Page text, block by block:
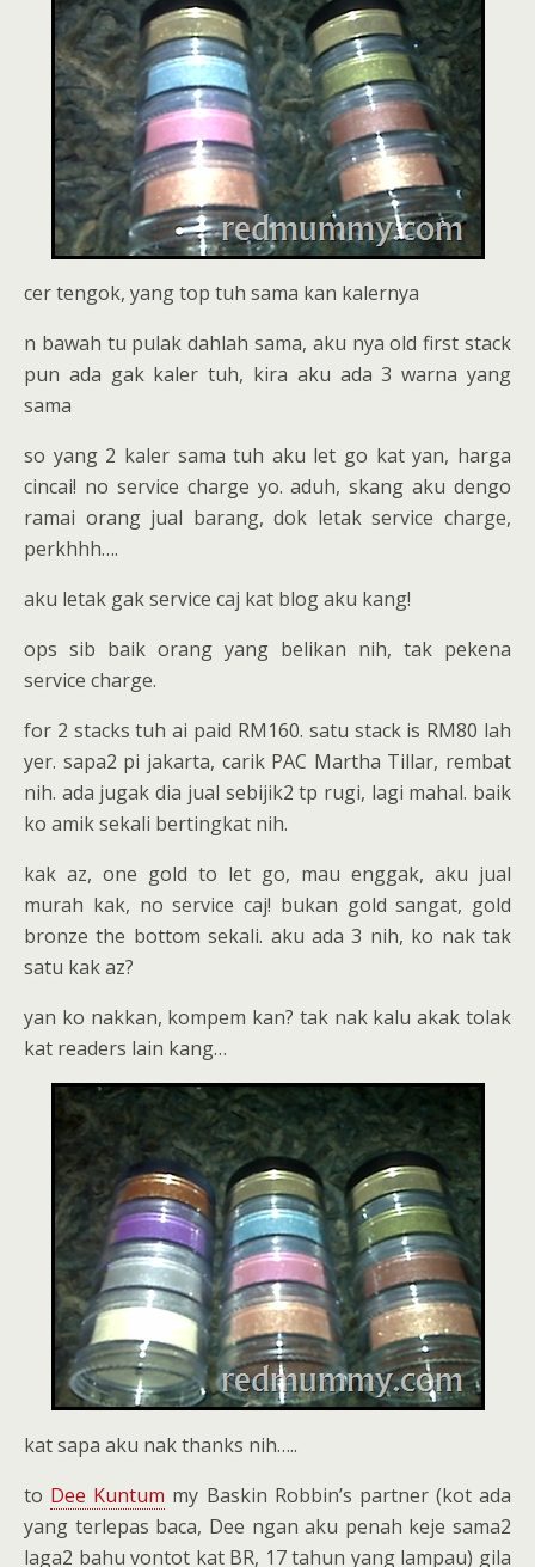
cer tengok, yang top tuh sama kan kalernya
n bawah tu pulak dahlah sama, aku nya old first stack
pun ada gak kaler tuh, kira aku ada 3 warna yang
sama
so yang 2 kaler sama tuh aku let go kat yan, harga
cincai! no service charge yo. aduh, skang aku dengo
ramai orang jual barang, dok letak service charge,
perkhhh….
aku letak gak service caj kat blog aku kang!
ops sib baik orang yang belikan nih, tak pekena
service charge.
for 2 stacks tuh ai paid RM160. satu stack is RM80 lah
yer. sapa2 pi jakarta, carik PAC Martha Tillar, rembat
nih. ada jugak dia jual sebijik2 tp rugi, lagi mahal. baik
ko amik sekali bertingkat nih.
kak az, one gold to let go, mau enggak, aku jual
murah kak, no service caj! bukan gold sangat, gold
bronze the bottom sekali. aku ada 3 nih, ko nak tak
satu kak az?
yan ko nakkan, kompem kan? tak nak kalu akak tolak
kat readers lain kang…
kat sapa aku nak thanks nih…..
to Dee Kuntum my Baskin Robbin’s partner (kot ada
yang terlepas baca, Dee ngan aku penah keje sama2
laga2 bahu vontot kat BR, 17 tahun yang lampau) gila